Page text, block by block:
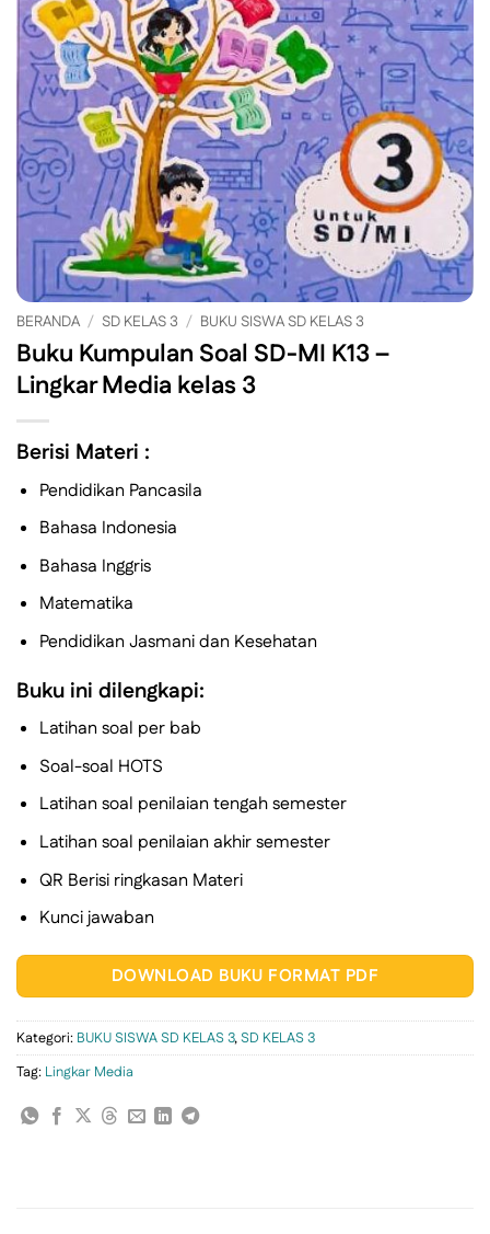
BERANDA / SD KELAS 3 / BUKU SISWA SD KELAS 3
Buku Kumpulan Soal SD-MI K13 –
Lingkar Media kelas 3
Berisi Materi :
Pendidikan Pancasila
Bahasa Indonesia
Bahasa Inggris
Matematika
Pendidikan Jasmani dan Kesehatan
Buku ini dilengkapi:
Latihan soal per bab
Soal-soal HOTS
Latihan soal penilaian tengah semester
Latihan soal penilaian akhir semester
QR Berisi ringkasan Materi
Kunci jawaban
DOWNLOAD BUKU FORMAT PDF
Kategori: BUKU SISWA SD KELAS 3,SD KELAS 3
Tag: Lingkar Media